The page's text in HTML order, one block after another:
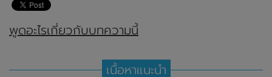
พูดอะไรเกี่ยวกับบทความนี้
เนื้อหาแนะนำ